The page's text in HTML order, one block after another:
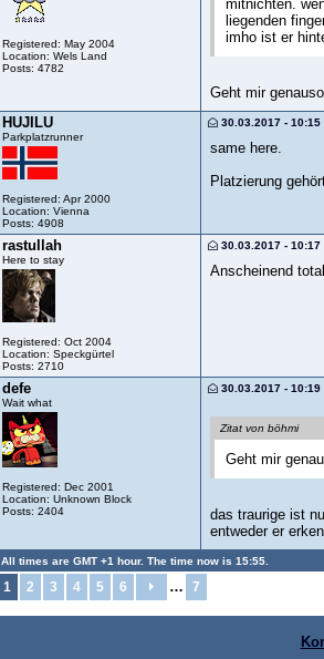
Registered: May 2004
Location: Wels Land
Posts: 4782
mitnichten.
liegenden
imho ist er
Geht mir
HUJILU
Parkplatzrunner
Registered: Apr 2000
Location: Vienna
Posts: 4908
30.03.2017 - 10:15
same here.
Platzierung
rastullah
Here to stay
Registered: Oct 2004
Location: Speckgürtel
Posts: 2710
30.03.2017 - 10:17
Anscheinend
defe
Wait what
Registered: Dec 2001
Location: Unknown Block
Posts: 2404
30.03.2017 - 10:19
Zitat von böhmi
Geht mir
das traurige ist
entweder er
All times are GMT +1 hour. The time now is 15:55.
1 2 3 4 5 6 … 7